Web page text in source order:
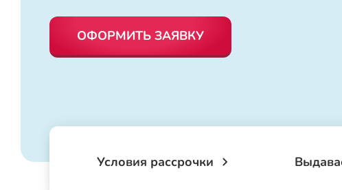
ОФОРМИТЬ ЗАЯВКУ
Условия рассрочки